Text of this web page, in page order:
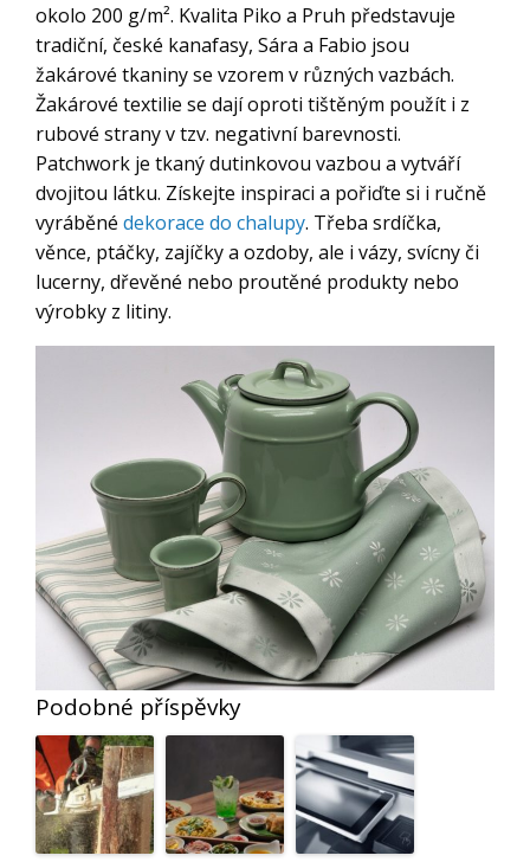
okolo 200 g/m². Kvalita Piko a Pruh představuje
tradiční, české kanafasy, Sára a Fabio jsou
žakárové tkaniny se vzorem v různých vazbách.
Žakárové textilie se dají oproti tištěným použít i z
rubové strany v tzv. negativní barevnosti.
Patchwork je tkaný dutinkovou vazbou a vytváří
dvojitou látku. Získejte inspiraci a pořiďte si i ručně
vyráběné dekorace do chalupy. Třeba srdíčka,
věnce, ptáčky, zajíčky a ozdoby, ale i vázy, svícny či
lucerny, dřevěné nebo proutěné produkty nebo
výrobky z litiny.
Podobné příspěvky